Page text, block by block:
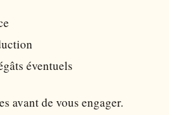
éventuels
avant de vous engager.